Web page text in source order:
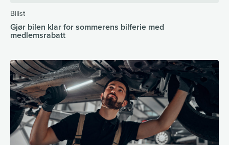
Bilist
Gjør bilen klar for sommerens bilferie med
medlemsrabatt